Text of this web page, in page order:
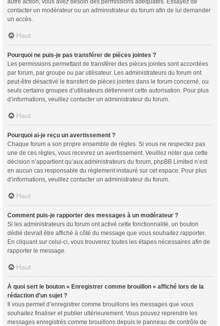
contacter un modérateur ou un administrateur du forum afin de lui demander
un accès.
Haut
Pourquoi ne puis-je pas transférer de pièces jointes ?
Les permissions permettant de transférer des pièces jointes sont accordées
par forum, par groupe ou par utilisateur. Les administrateurs du forum ont
peut-être désactivé le transfert de pièces jointes dans le forum concerné, ou
seuls certains groupes d’utilisateurs détiennent cette autorisation. Pour plus
d’informations, veuillez contacter un administrateur du forum.
Haut
Pourquoi ai-je reçu un avertissement ?
Chaque forum a son propre ensemble de règles. Si vous ne respectez pas
une de ces règles, vous recevrez un avertissement. Veuillez noter que cette
décision n’appartient qu’aux administrateurs du forum, phpBB Limited n’est
en aucun cas responsable du règlement instauré sur cet espace. Pour plus
d’informations, veuillez contacter un administrateur du forum.
Haut
Comment puis-je rapporter des messages à un modérateur ?
Si les administrateurs du forum ont activé cette fonctionnalité, un bouton
dédié devrait être affiché à côté du message que vous souhaitez rapporter.
En cliquant sur celui-ci, vous trouverez toutes les étapes nécessaires afin de
rapporter le message.
Haut
À quoi sert le bouton « Enregistrer comme brouillon » affiché lors de la
rédaction d’un sujet ?
Il vous permet d’enregistrer comme brouillons les messages que vous
souhaitez finaliser et publier ultérieurement. Vous pouvez reprendre les
messages enregistrés comme brouillons depuis le panneau de contrôle de